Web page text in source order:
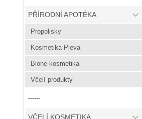
PŘÍRODNÍ APOTÉKA
Propolisky
Kosmetika Pleva
Bione kosmetika
Včelí produkty
------
VČELÍ KOSMETIKA